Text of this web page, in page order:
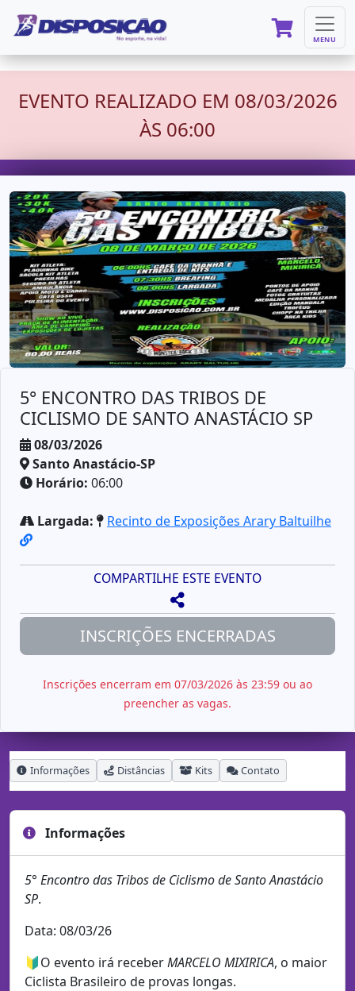
MENU
EVENTO REALIZADO EM 08/03/2026
ÀS 06:00
176
5° ENCONTRO DAS TRIBOS DE
CICLISMO DE SANTO ANASTÁCIO SP
08/03/2026
Santo Anastácio-SP
Horário: 06:00
Largada: Recinto de Exposições Arary Baltuilhe
COMPARTILHE ESTE EVENTO
INSCRIÇÕES ENCERRADAS
Inscrições encerram em 07/03/2026 às 23:59 ou ao
preencher as vagas.
Informações Distâncias Kits Contato
Informações
5° Encontro das Tribos de Ciclismo de Santo Anastácio
SP.
Data: 08/03/26
🔰O evento irá receberMARCELO MIXIRICA, o maior
Ciclista Brasileiro de provas longas.